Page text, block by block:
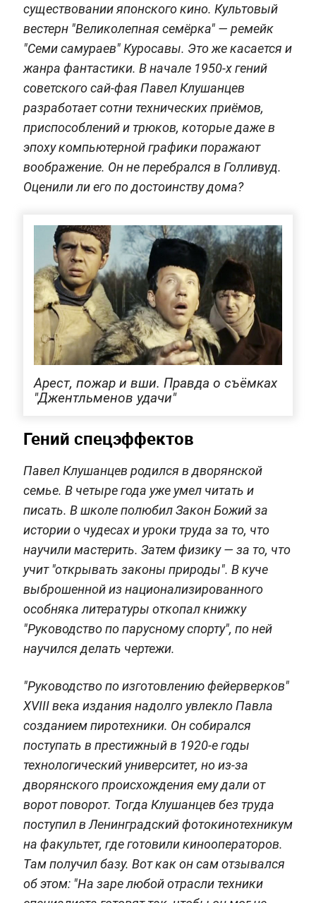
существовании японского кино. Культовый
вестерн "Великолепная семёрка" — ремейк
"Семи самураев" Куросавы. Это же касается и
жанра фантастики. В начале 1950-х гений
советского сай-фая Павел Клушанцев
разработает сотни технических приёмов,
приспособлений и трюков, которые даже в
эпоху компьютерной графики поражают
воображение. Он не перебрался в Голливуд.
Оценили ли его по достоинству дома?
Арест, пожар и вши. Правда о съёмках
"Джентльменов удачи"
Гений спецэффектов
Павел Клушанцев родился в дворянской
семье. В четыре года уже умел читать и
писать. В школе полюбил Закон Божий за
истории о чудесах и уроки труда за то, что
научили мастерить. Затем физику — за то, что
учит "открывать законы природы". В куче
выброшенной из национализированного
особняка литературы откопал книжку
"Руководство по парусному спорту", по ней
научился делать чертежи.
"Руководство по изготовлению фейерверков"
XVIII века издания надолго увлекло Павла
созданием пиротехники. Он собирался
поступать в престижный в 1920-е годы
технологический университет, но из-за
дворянского происхождения ему дали от
ворот поворот. Тогда Клушанцев без труда
поступил в Ленинградский фотокинотехникум
на факультет, где готовили кинооператоров.
Там получил базу. Вот как он сам отзывался
об этом: "На заре любой отрасли техники